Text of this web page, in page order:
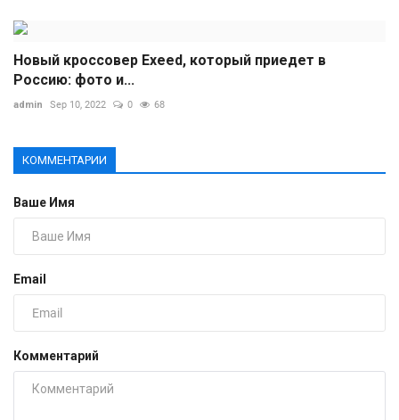
Новый кроссовер Exeed, который приедет в
Россию: фото и...
admin Sep 10, 2022 0 68
КОММЕНТАРИИ
Ваше Имя
Email
Комментарий